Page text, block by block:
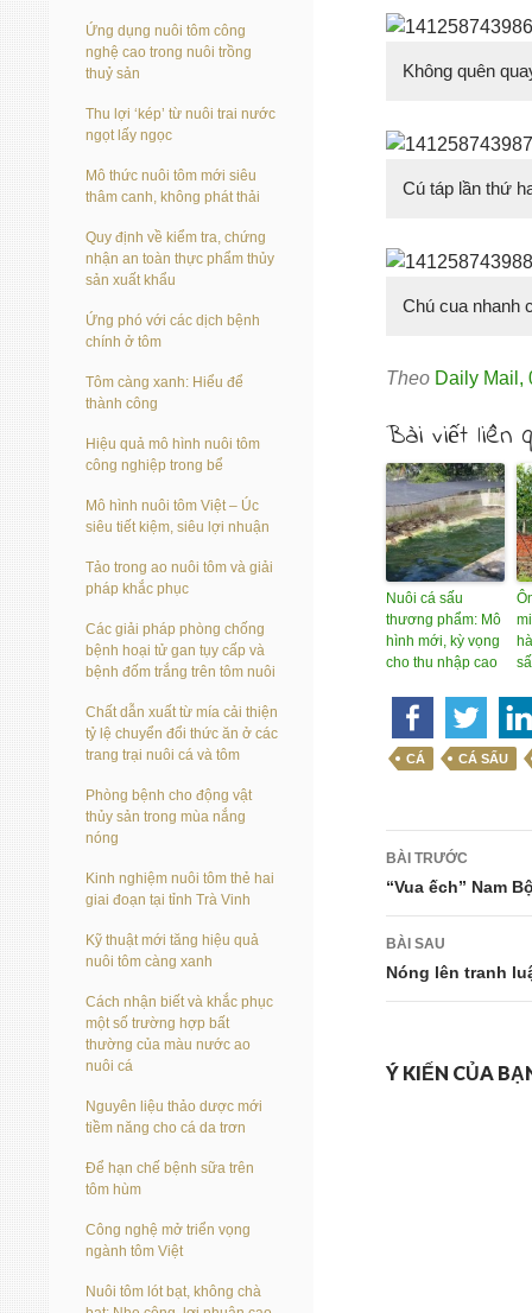
Không quên
Cú táp lần thứ
Chú cua nhanh
Theo Daily Mail ,
Bài viết liên
Nuôi cá sấu
thương phẩm: Mô
hình mới, kỳ vọng
cho thu nhập cao
CÁ CÁ SẤU
Điều
hướng
bài
viết
BÀI TRƯỚC
“Vua ếch” Nam Bộ
BÀI SAU
Nóng lên tranh
Ý KIẾN CỦA
Ứng dụng nuôi tôm công
nghệ cao trong nuôi trồng
thuỷ sản
Thu lợi ‘kép’ từ nuôi trai nước
ngọt lấy ngọc
Mô thức nuôi tôm mới siêu
thâm canh, không phát thải
Quy định về kiểm tra, chứng
nhận an toàn thực phẩm thủy
sản xuất khẩu
Ứng phó với các dịch bệnh
chính ở tôm
Tôm càng xanh: Hiểu để
thành công
Hiệu quả mô hình nuôi tôm
công nghiệp trong bể
Mô hình nuôi tôm Việt – Úc
siêu tiết kiệm, siêu lợi nhuận
Tảo trong ao nuôi tôm và giải
pháp khắc phục
Các giải pháp phòng chống
bệnh hoại tử gan tụy cấp và
bệnh đốm trắng trên tôm nuôi
Chất dẫn xuất từ mía cải thiện
tỷ lệ chuyển đổi thức ăn ở các
trang trại nuôi cá và tôm
Phòng bệnh cho động vật
thủy sản trong mùa nắng
nóng
Kinh nghiệm nuôi tôm thẻ hai
giai đoạn tại tỉnh Trà Vinh
Kỹ thuật mới tăng hiệu quả
nuôi tôm càng xanh
Cách nhận biết và khắc phục
một số trường hợp bất
thường của màu nước ao
nuôi cá
Nguyên liệu thảo dược mới
tiềm năng cho cá da trơn
Để hạn chế bệnh sữa trên
tôm hùm
Công nghệ mở triển vọng
ngành tôm Việt
Nuôi tôm lót bạt, không chà